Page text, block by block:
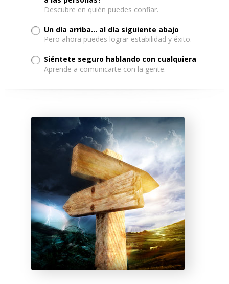
Descubre en quién puedes confiar.
Un día arriba... al día siguiente abajo
Pero ahora puedes lograr estabilidad y éxito.
Siéntete seguro hablando con cualquiera
Aprende a comunicarte con la gente.